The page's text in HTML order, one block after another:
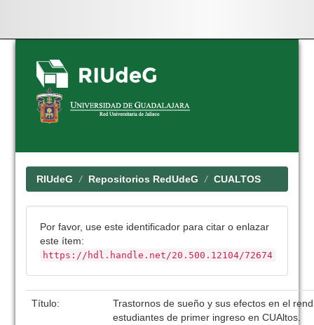
Skip
navigation
RIUdeG Repositorios RedUdeG CUALTOS
Por favor, use este identificador para citar o enlazar
este ítem:
https://hdl.handle.net/20.500.12104/72674
Título:
Trastornos de sueño y sus efectos en el
estudiantes de primer ingreso en CUAltos.